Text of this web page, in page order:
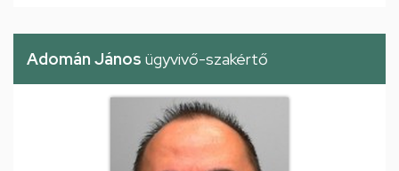
Adomán János ügyvivő-szakértő